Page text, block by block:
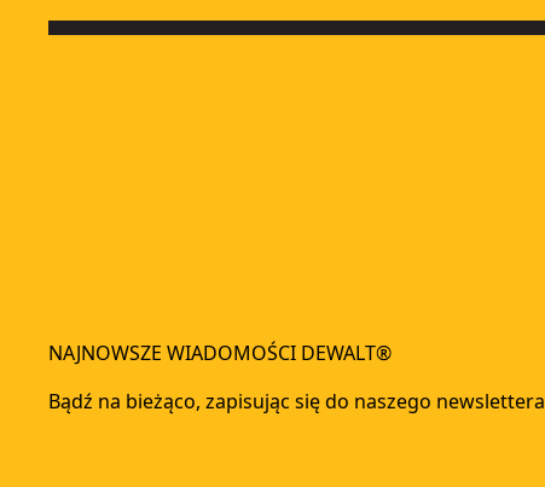
NAJNOWSZE WIADOMOŚCI DEWALT®
Bądź na bieżąco, zapisując się do naszego newslettera